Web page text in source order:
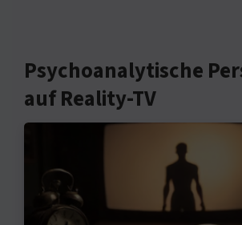
Psychoanalytische
auf Reality-TV